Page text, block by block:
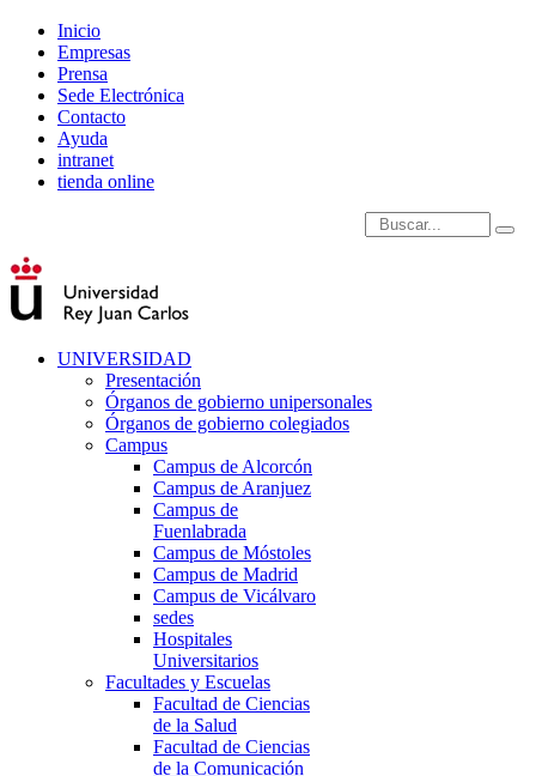
Inicio
Empresas
Prensa
Sede Electrónica
Contacto
Ayuda
intranet
tienda online
Introduce términos de
UNIVERSIDAD
Presentación
Órganos de gobierno unipersonales
Órganos de gobierno colegiados
Campus
Campus de Alcorcón
Campus de Aranjuez
Campus de
Fuenlabrada
Campus de Móstoles
Campus de Madrid
Campus de Vicálvaro
sedes
Hospitales
Universitarios
Facultades y Escuelas
Facultad de Ciencias
de la Salud
Facultad de Ciencias
de la Comunicación